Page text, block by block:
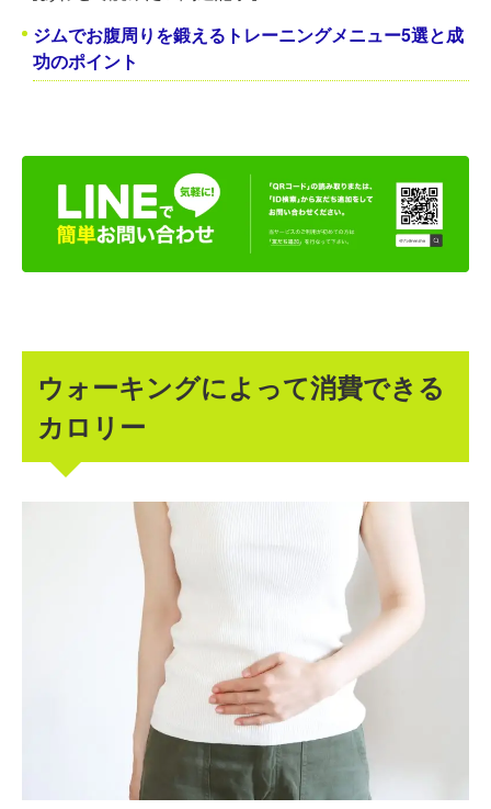
ジムでお腹周りを鍛えるトレーニングメニュー5選と成
功のポイント
ウォーキングによって消費できる
カロリー